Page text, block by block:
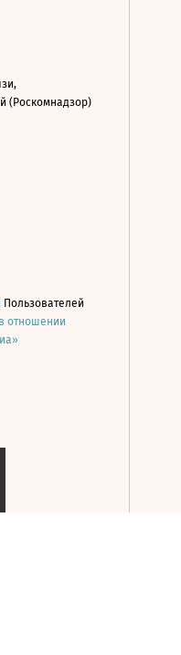
(Роскомнадзор)
Пользователей
отношении